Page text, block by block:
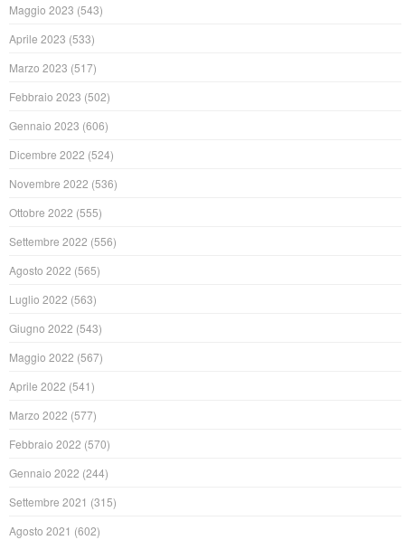
Maggio 2023 (543)
Aprile 2023 (533)
Marzo 2023 (517)
Febbraio 2023 (502)
Gennaio 2023 (606)
Dicembre 2022 (524)
Novembre 2022 (536)
Ottobre 2022 (555)
Settembre 2022 (556)
Agosto 2022 (565)
Luglio 2022 (563)
Giugno 2022 (543)
Maggio 2022 (567)
Aprile 2022 (541)
Marzo 2022 (577)
Febbraio 2022 (570)
Gennaio 2022 (244)
Settembre 2021 (315)
Agosto 2021 (602)